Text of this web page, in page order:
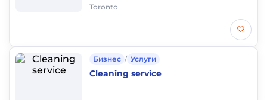
Toronto
Бизнес / Услуги
Cleaning service